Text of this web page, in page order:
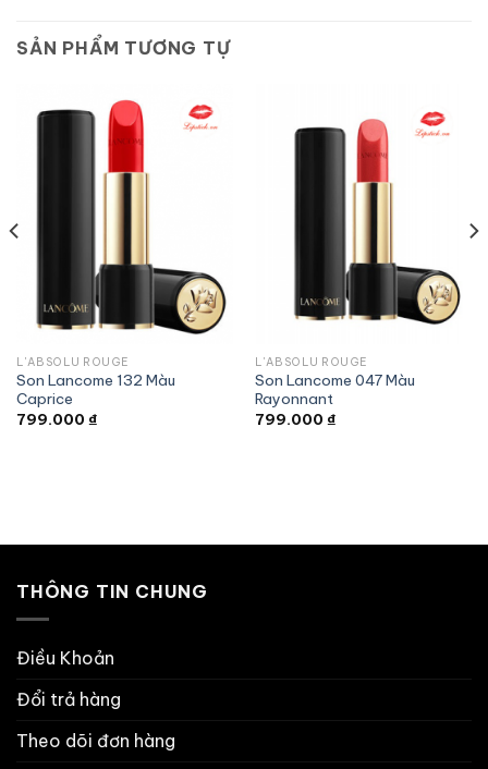
SẢN PHẨM TƯƠNG TỰ
L'ABSOLU ROUGE
Son Lancome 132 Màu
Caprice
799.000 ₫
L'ABSOLU ROUGE
Son Lancome 047 Màu
Rayonnant
799.000 ₫
THÔNG TIN CHUNG
Điều Khoản
Đổi trả hàng
Theo dõi đơn hàng